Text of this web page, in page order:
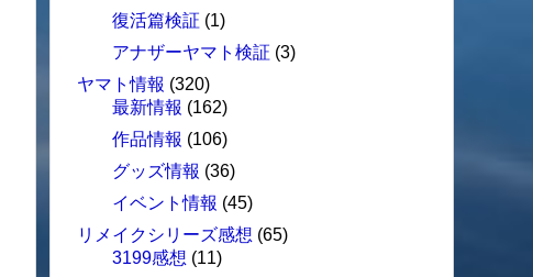
復活篇検証 (1)
アナザーヤマト検証 (3)
ヤマト情報 (320)
最新情報 (162)
作品情報 (106)
グッズ情報 (36)
イベント情報 (45)
リメイクシリーズ感想 (65)
3199感想 (11)